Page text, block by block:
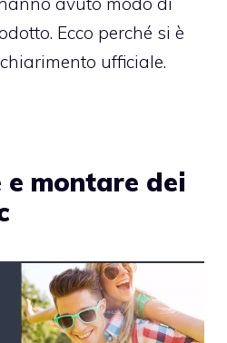
Ecco perché si è
ufficiale.
e montare dei